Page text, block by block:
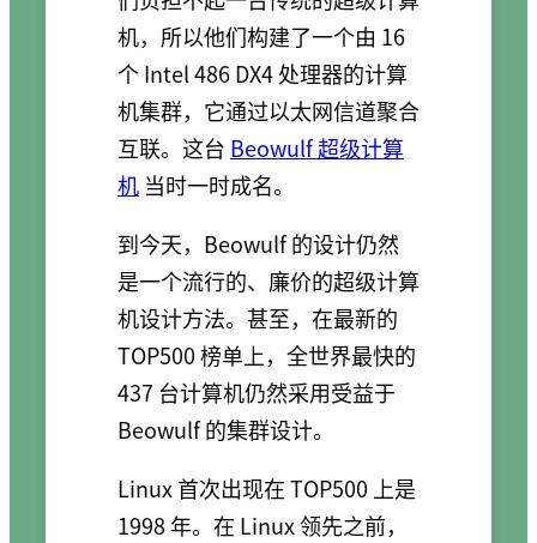
机，所以他们构建了一个由 16
个 Intel 486 DX4 处理器的计算
机集群，它通过以太网信道聚合
互联。这台 Beowulf 超级计算
机 当时一时成名。
到今天，Beowulf 的设计仍然
是一个流行的、廉价的超级计算
机设计方法。甚至，在最新的
TOP500 榜单上，全世界最快的
437 台计算机仍然采用受益于
Beowulf 的集群设计。
Linux 首次出现在 TOP500 上是
1998 年。在 Linux 领先之前，